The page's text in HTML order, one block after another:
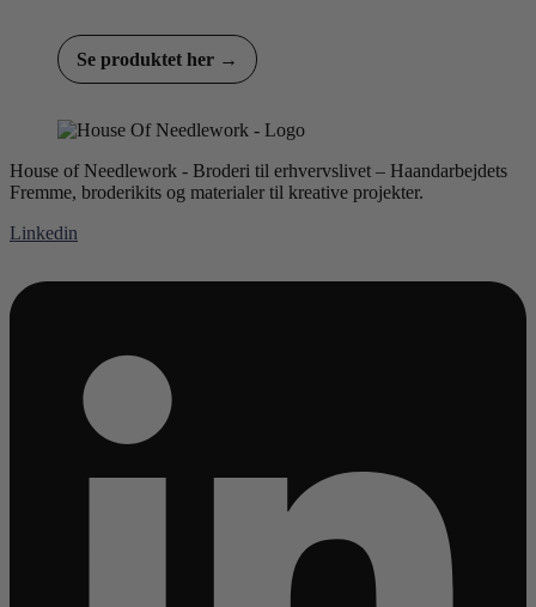
Se produktet her →
House of Needlework - Broderi til erhvervslivet – Haandarbejdets
Fremme, broderikits og materialer til kreative projekter.
Linkedin